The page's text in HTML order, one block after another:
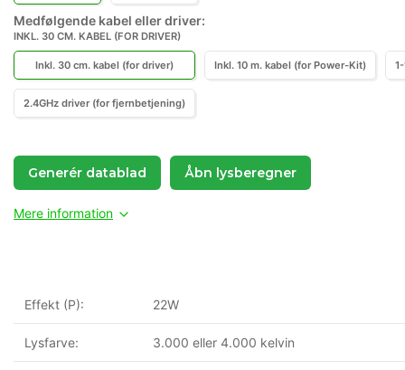
Medfølgende kabel eller driver:
INKL. 30 CM. KABEL (FOR DRIVER)
Inkl. 30 cm. kabel (for driver) Inkl. 10 m. kabel (for Power-Kit)
2.4GHz driver (for fjernbetjening)
Generér datablad Åbn lysberegner
Mere information
Effekt (P): 22W
Lysfarve: 3.000 eller 4.000 kelvin